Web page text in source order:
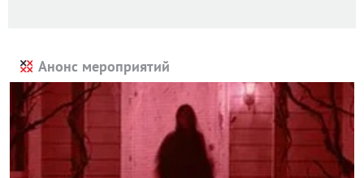
Анонс мероприятий